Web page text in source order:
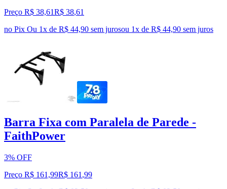
Preço R$ 38,61R$ 38,61
no Pix Ou 1x de R$ 44,90 sem jurosou 1x de R$ 44,90 sem juros
Barra Fixa com Paralela de Parede -
FaithPower
3% OFF
Preço R$ 161,99R$ 161 ,99